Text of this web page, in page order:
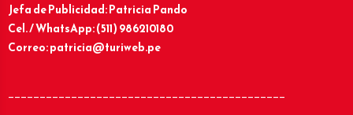
Jefa de Publicidad: Patricia Pando
Cel. / WhatsApp: (511) 986210180
Correo: patricia@turiweb.pe
____________________________________________